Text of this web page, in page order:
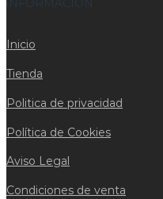
iNFORMACIÓN
Inicio
Tienda
Politica de privacidad
Política de Cookies
Aviso Legal
Condiciones de venta